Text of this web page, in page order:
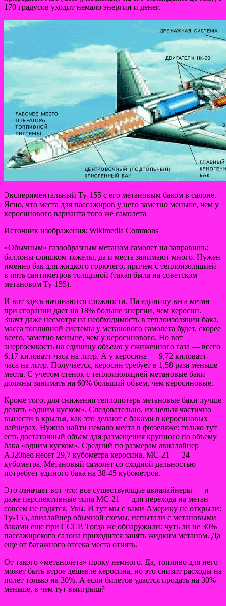
170 градусов уходит немало энергии и денег.
Экспериментальный Ту-155 с его метановым баком в салоне.
Ясно, что места для пассажиров у него заметно меньше, чем у
керосинового варианта того же самолета
Источник изображения: Wikimedia Commons
«Обычным» газообразным метаном самолет на заправишь:
баллоны слишком тяжелы, да и места занимают много. Нужен
именно бак для жидкого горючего, причем с теплоизоляцией
в пять сантиметров толщиной (такая была на советском
метановом Ту-155).
И вот здесь начинаются сложности. На единицу веса метан
при сгорании дает на 18% больше энергии, чем керосин.
Значт даже несмотря на необходимость в теплоизоляции бака,
масса топливной системы у метанового самолета будет, скорее
всего, заметно меньше, чем у керосинового. Но вот
энергоемкость на единицу объема у сжиженного газа — всего
6,17 киловатт-часа на литр. А у керосина — 9,72 киловатт-
часа на литр. Получается, керосин требует в 1,58 раза меньше
места. С учетом стенок с теплоизоляцией метановые баки
должны занимать на 60% больший объем, чем керосиновые.
Кроме того, для снижения теплопотерь метановые баки лучше
делать «одним куском». Следовательно, их нельзя частично
вынести в крылья, как это делают с баками в керосиновых
лайнерах. Нужно найти немало места в фюзеляже: только тут
есть достаточный объем для размещения крупного по объему
бака «одним куском». Средний по размерам авиалайнер
А320neo несет 29,7 кубометра керосина, МС-21 — 24
кубометра. Метановый самолет со сходной дальностью
потребует единого бака на 38-45 кубометров.
Это означает вот что: все существующие авиалайнеры — и
даже перспективные типа МС-21 — для перехода на метан
совсем не годятся. Увы. И тут мы с вами Америку не открыли:
Ту-155, авиалайнер обычной схемы, испытали с метановыми
баками еще при СССР. Тогда же обнаружили: чуть ли не 30%
пассажирского салона приходится занять жидким метаном. Да
еще от багажного отсека места отнять.
От такого «метанолета» проку немного. Да, топливо для него
может быть втрое дешевле керосина, но это снизит расходы на
полет только на 30%. А если билетов удастся продать на 30%
меньше, в чем тут выигрыш?